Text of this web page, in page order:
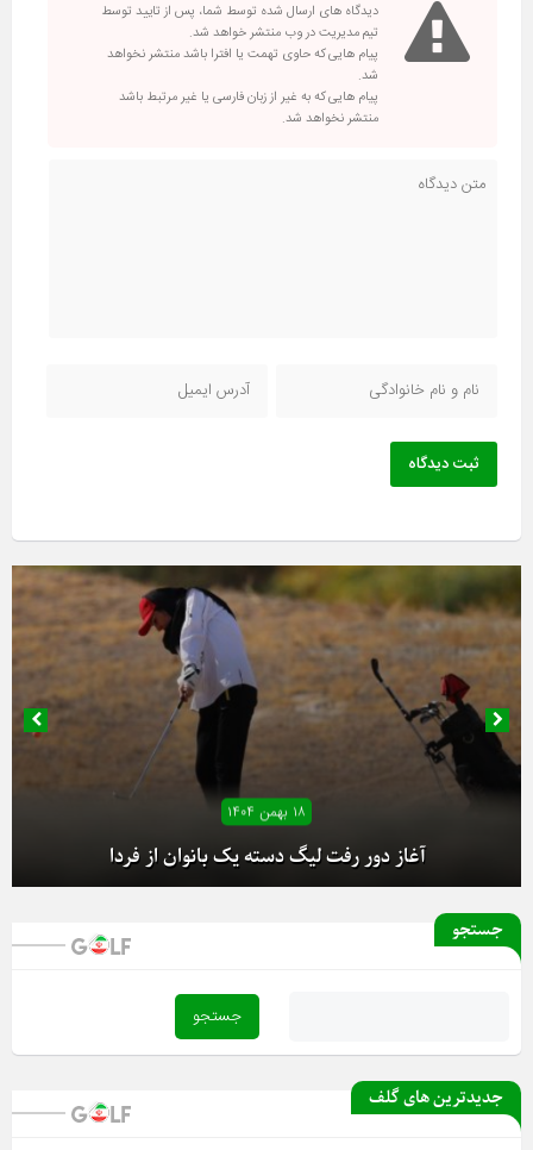
دیدگاه های ارسال شده توسط شما، پس از تایید توسط
تیم مدیریت در وب منتشر خواهد شد.
پیام هایی که حاوی تهمت یا افترا باشد منتشر نخواهد
شد.
پیام هایی که به غیر از زبان فارسی یا غیر مرتبط باشد
منتشر نخواهد شد.
ثبت دیدگاه
۱۸ بهمن ۱۴۰۴
آغاز دور رفت لیگ دسته یک بانوان از فردا
جستجو
جدیدترین های گلف